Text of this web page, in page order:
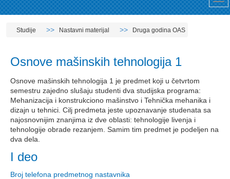
Studije Nastavni materijal Druga godina OAS
Osnove mašinskih tehnologija 1
Osnove mašinskih tehnologija 1 je predmet koji u četvrtom
semestru zajedno slušaju studenti dva studijska programa:
Mehanizacija i konstrukciono mašinstvo i Tehnička mehanika i
dizajn u tehnici. Cilj predmeta jeste upoznavanje studenata sa
najosnovnijim znanjima iz dve oblasti: tehnologije livenja i
tehnologije obrade rezanjem. Samim tim predmet je podeljen na
dva dela.
I deo
Broj telefona predmetnog nastavnika